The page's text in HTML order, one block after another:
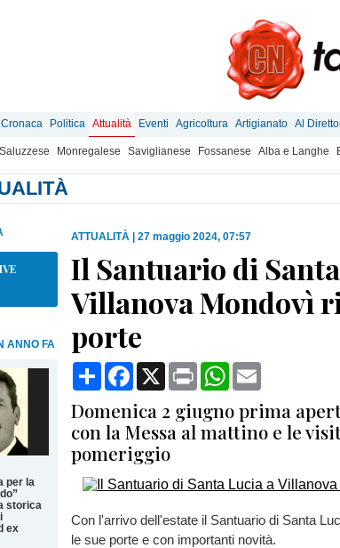
Cronaca Politica Attualità Eventi Agricoltura Artigianato Al
Saluzzese Monregalese Saviglianese Fossanese Alba e Langhe
ANNO FA
per la
storica
ex
ATTUALITÀ 27 maggio 2024, 07:57
Il Santuario di
Villanova Mondovì
porte
CondividiFacebook
X Print WhatsApp
Domenica 2 giugno prima
con la Messa al mattino e le
pomeriggio
Con l'arrivo dell'estate il Santuario di Santa
le sue porte e con importanti novità.